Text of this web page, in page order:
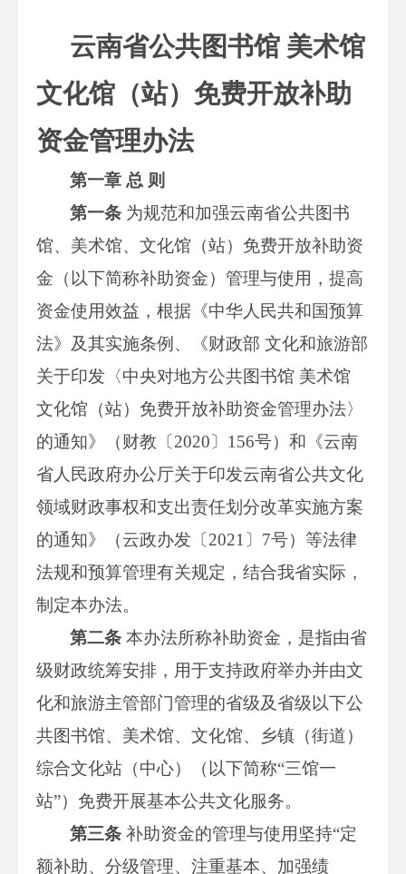
云南省公共图书馆 美术馆
文化馆（站）免费开放补助
资金管理办法
第一章 总 则
第一条 为规范和加强云南省公共图书
馆、美术馆、文化馆（站）免费开放补助资
金（以下简称补助资金）管理与使用，提高
资金使用效益，根据《中华人民共和国预算
法》及其实施条例、《财政部 文化和旅游部
关于印发〈中央对地方公共图书馆 美术馆
文化馆（站）免费开放补助资金管理办法〉
的通知》（财教〔2020〕156号）和《云南
省人民政府办公厅关于印发云南省公共文化
领域财政事权和支出责任划分改革实施方案
的通知》（云政办发〔2021〕7号）等法律
法规和预算管理有关规定，结合我省实际，
制定本办法。
第二条 本办法所称补助资金，是指由省
级财政统筹安排，用于支持政府举办并由文
化和旅游主管部门管理的省级及省级以下公
共图书馆、美术馆、文化馆、乡镇（街道）
综合文化站（中心）（以下简称“三馆一
站”）免费开展基本公共文化服务。
第三条 补助资金的管理与使用坚持“定
额补助、分级管理、注重基本、加强绩